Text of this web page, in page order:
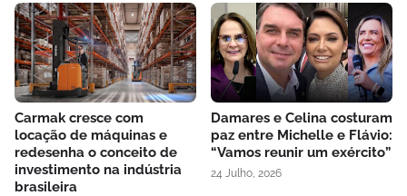
Carmak cresce com
locação de máquinas e
redesenha o conceito de
investimento na indústria
brasileira
Damares e Celina costuram
paz entre Michelle e Flávio:
“Vamos reunir um exército”
24 Julho, 2026